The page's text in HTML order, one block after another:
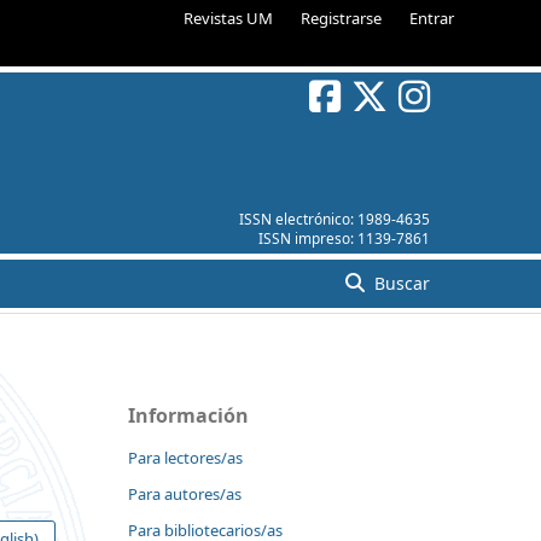
Revistas UM Registrarse Entrar
ISSN electrónico: 1989-4635
ISSN impreso: 1139-7861
Buscar
Información
Para lectores/as
Para autores/as
Para bibliotecarios/as